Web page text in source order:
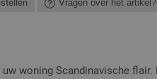
Vragen over het artikel?
woning Scandinavische flair.